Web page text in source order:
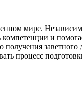
мире.
и
процесс